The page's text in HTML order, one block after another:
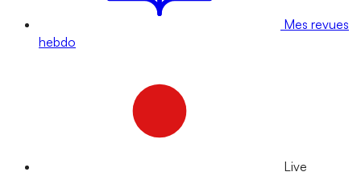
Mes revues
hebdo
Live